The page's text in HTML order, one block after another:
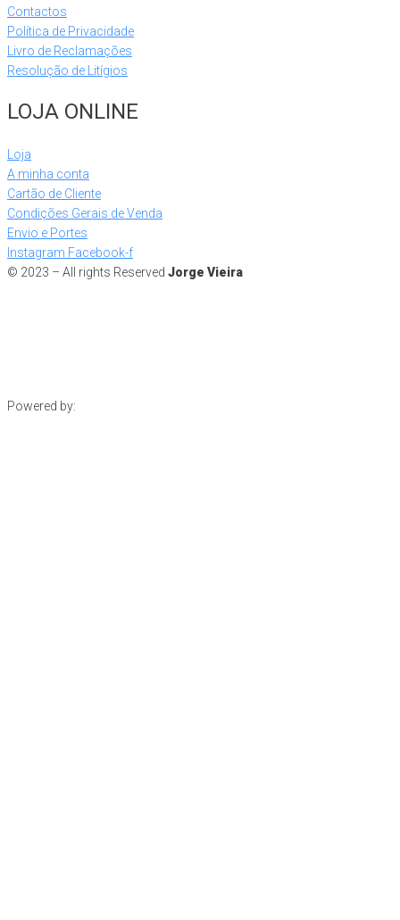
Contactos
Política de Privacidade
Livro de Reclamações
Resolução de Litígios
LOJA ONLINE
Loja
A minha conta
Cartão de Cliente
Condições Gerais de Venda
Envio e Portes
Instagram Facebook-f
© 2023 – All rights Reserved Jorge Vieira
Powered by: